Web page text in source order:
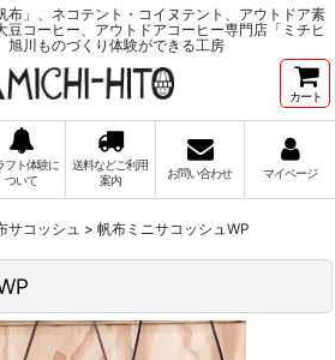
布」、ネコテント・コイヌテント、アウトドア素
豆コーヒー、アウトドアコーヒー専門店「ミチヒ
旭川ものづくり体験ができる工房
カート
フト体験に
ついて
送料などご利用
案内
お問い合わせ マイページ
サコッシュ > 帆布ミニサコッシュWP